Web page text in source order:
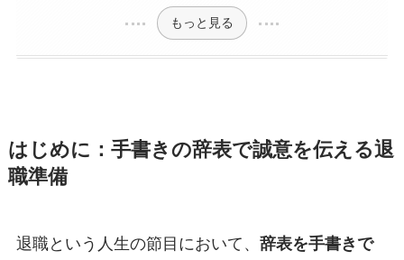
もっと見る
はじめに：手書きの辞表で誠意を伝える退
職準備
退職という人生の節目において、 辞表を手書きで